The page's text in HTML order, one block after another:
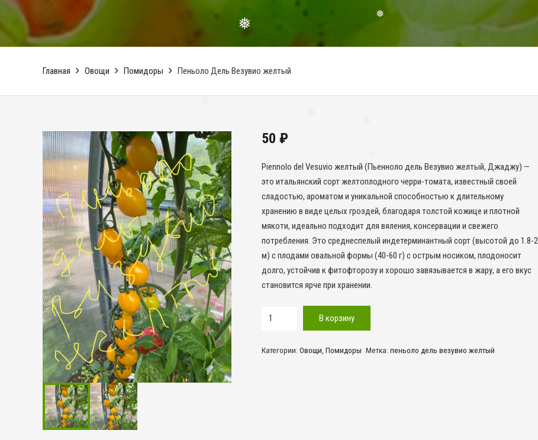
❅
❅
❅ ❅
❅
Главная Овощи Помидоры Пеньоло Дель Везувио желтый
50 ₽
Piennolo del Vesuvio желтый (Пьенноло дель Везувио желтый, Джаджу) —
это итальянский сорт желтоплодного черри-томата, известный своей
сладостью, ароматом и уникальной способностью к длительному
хранению в виде целых гроздей, благодаря толстой кожице и плотной
мякоти, идеально подходит для вяления, консервации и свежего
потребления. Это среднеспелый индетерминантный сорт (высотой до 1.8-2
м) с плодами овальной формы (40-60 г) с острым носиком, плодоносит
долго, устойчив к фитофторозу и хорошо завязывается в жару, а его вкус
становится ярче при хранении.
Количество
Дель
В корзину
Категории: Овощи Помидоры Метка:пеньоло дель везувио желтый